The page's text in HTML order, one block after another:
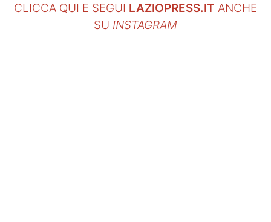
CLICCA QUI E SEGUI LAZIOPRESS.IT ANCHE
SU INSTAGRAM